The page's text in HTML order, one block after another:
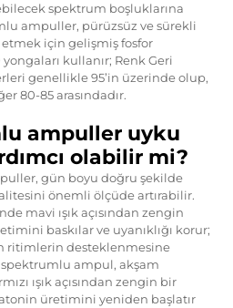
spektrum boşluklarına
ampuller, pürüzsüz ve sürekli
için gelişmiş fosfor
kullanır; Renk Geri
genellikle 95’in üzerinde olup,
80-85 arasındadır.
ampuller uyku
olabilir mi?
gün boyu doğru şekilde
önemli ölçüde artırabilir.
mavi ışık açısından zengin
baskılar ve uyanıklığı korur;
ritimlerin desteklenmesine
spektrumlu ampul, akşam
ışık açısından zengin bir
üretimini yeniden başlatır